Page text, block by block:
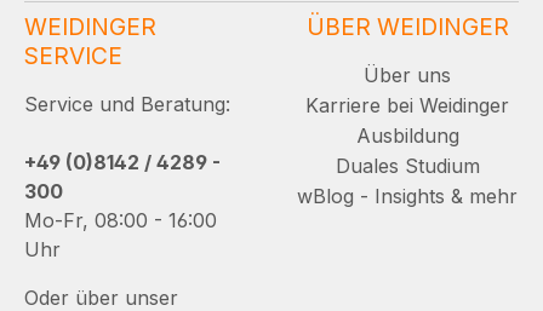
WEIDINGER
SERVICE
Service und Beratung:
+49 (0)8142 / 4289 -
300
Mo-Fr, 08:00 - 16:00
Uhr
Oder über unser
ÜBER WEIDINGER
Über uns
Karriere bei Weidinger
Ausbildung
Duales Studium
wBlog - Insights & mehr